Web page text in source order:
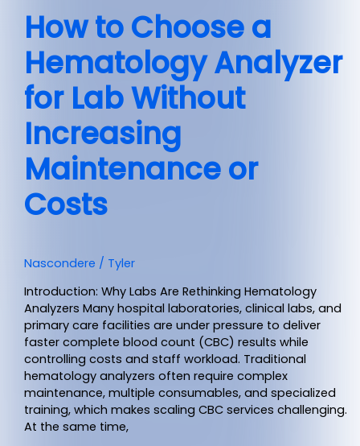
How to Choose a
Hematology Analyzer
for Lab Without
Increasing
Maintenance or
Costs
Nascondere / Tyler
Introduction: Why Labs Are Rethinking Hematology
Analyzers Many hospital laboratories, clinical labs, and
primary care facilities are under pressure to deliver
faster complete blood count (CBC) results while
controlling costs and staff workload. Traditional
hematology analyzers often require complex
maintenance, multiple consumables, and specialized
training, which makes scaling CBC services challenging.
At the same time,